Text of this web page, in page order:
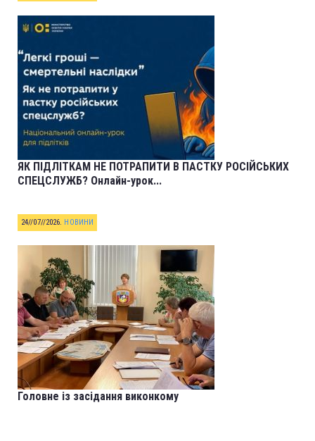
ЯК ПІДЛІТКАМ НЕ ПОТРАПИТИ В ПАСТКУ РОСІЙСЬКИХ
СПЕЦСЛУЖБ? Онлайн-урок...
24//07//2026. НОВИНИ
Головне із засідання виконкому